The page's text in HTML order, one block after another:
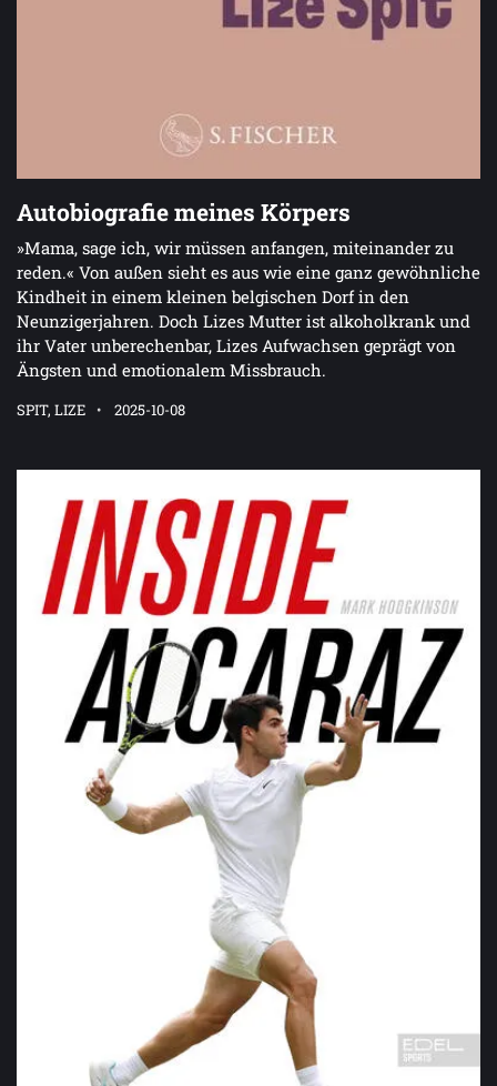
Autobiografie meines Körpers
»Mama, sage ich, wir müssen anfangen, miteinander zu
reden.« Von außen sieht es aus wie eine ganz gewöhnliche
Kindheit in einem kleinen belgischen Dorf in den
Neunzigerjahren. Doch Lizes Mutter ist alkoholkrank und
ihr Vater unberechenbar, Lizes Aufwachsen geprägt von
Ängsten und emotionalem Missbrauch.
SPIT, LIZE 2025-10-08